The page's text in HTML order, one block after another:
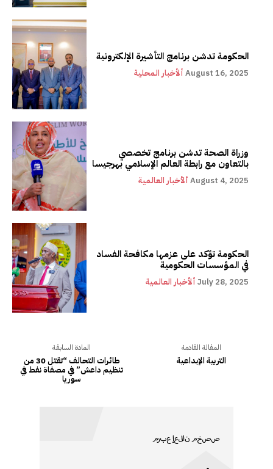
الحكومة تدشن برنامج التأشيرة الإلكترونية
ألأخبار المحلية August 16, 2025
وزراة الصحة تدشن برنامج تخصصي
بالتعاون مع رابطة العالم الإسلامي بهرجيسا
ألأخبار العالمية August 4, 2025
الحكومة تؤكد على عزمها مكافحة الفساد
في المؤسسات الحكومية
ألأخبار العالمية July 28, 2025
المادة السابقة
طائرات التحالف “تقتل 30 من
تنظيم داعش” في مصفاة نفط في
سوريا
المقالة القادمة
التربية الإبداعية